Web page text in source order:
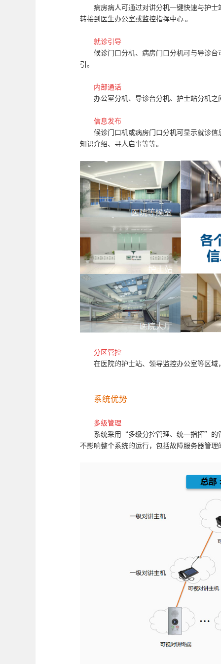
病房病人可通过对讲分机一键快速与护
转接到医生办公室或监控指挥中心 。
就诊引导
候诊门口分机、病房门口分机可与导诊
引。
内部通话
办公室分机、导诊台分机、护士站分机
信息发布
候诊门口机或病房门口分机可显示就诊
知识介绍、寻人启事等等。
分区管控
在医院的护士站、领导监控办公室等区
系统优势
多级管理
系统采用“多级分控管理、统一指挥”的
不影响整个系统的运行，包括故障服务器管理